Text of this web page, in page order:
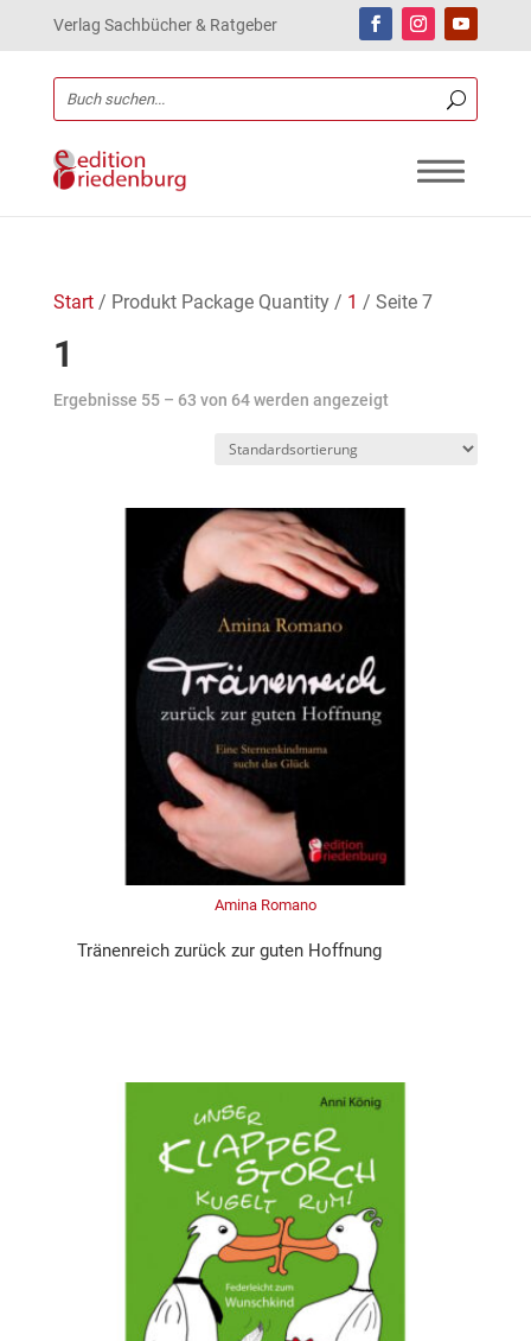
Verlag Sachbücher & Ratgeber
Start/ Produkt Package Quantity / 1 / Seite 7
1
Ergebnisse 55 – 63 von 64 werden angezeigt
Amina Romano
Tränenreich zurück zur guten Hoffnung